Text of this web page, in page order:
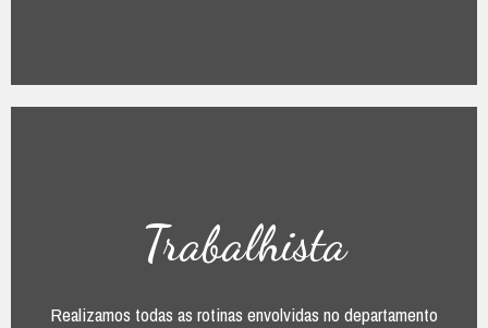
Trabalhista
Realizamos todas as rotinas envolvidas no departamento